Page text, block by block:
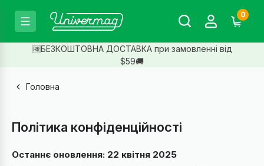
0
🆓БЕЗКОШТОВНА ДОСТАВКА при замовленні від
$59🚚
Головна
Політика конфіденційності
Останнє оновлення: 22 квітня 2025